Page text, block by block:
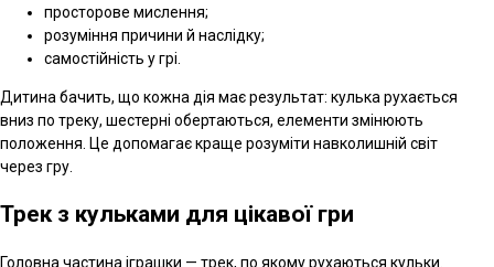
просторове мислення;
розуміння причини й наслідку;
самостійність у грі.
Дитина бачить, що кожна дія має результат: кулька рухається
вниз по треку, шестерні обертаються, елементи змінюють
положення. Це допомагає краще розуміти навколишній світ
через гру.
Трек з кульками для цікавої гри
Головна частина іграшки — трек, по якому рухаються кульки.